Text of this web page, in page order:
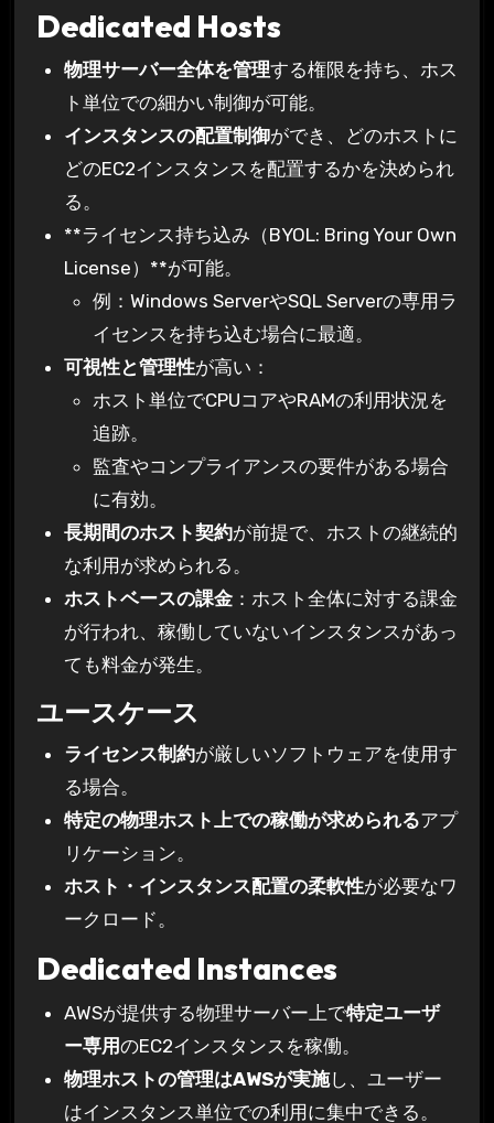
Dedicated Hosts
物理サーバー全体を管理する権限を持ち、ホス
ト単位での細かい制御が可能。
インスタンスの配置制御ができ、どのホストに
どのEC2インスタンスを配置するかを決められ
る。
**ライセンス持ち込み（BYOL: Bring Your Own
License）**が可能。
例：Windows ServerやSQL Serverの専用ラ
イセンスを持ち込む場合に最適。
可視性と管理性が高い：
ホスト単位でCPUコアやRAMの利用状況を
追跡。
監査やコンプライアンスの要件がある場合
に有効。
長期間のホスト契約が前提で、ホストの継続的
な利用が求められる。
ホストベースの課金 ：ホスト全体に対する課金
が行われ、稼働していないインスタンスがあっ
ても料金が発生。
ユースケース
ライセンス制約が厳しいソフトウェアを使用す
る場合。
特定の物理ホスト上での稼働が求められるアプ
リケーション。
ホスト・インスタンス配置の柔軟性が必要なワ
ークロード。
Dedicated Instances
AWSが提供する物理サーバー上で特定ユーザ
ー専用のEC2インスタンスを稼働。
物理ホストの管理はAWSが実施し、ユーザー
はインスタンス単位での利用に集中できる。